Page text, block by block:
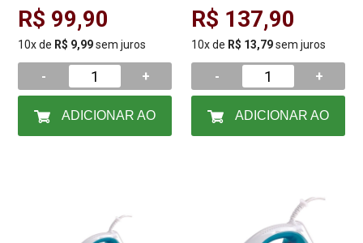
R$ 99,90
10x de R$ 9,99sem juros
- +
127v
R$ 137,90
10x de R$ 13,79sem juros
- +